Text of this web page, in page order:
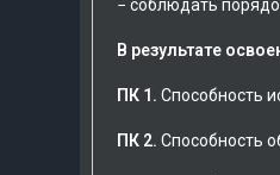
− соблюдать
В результате
ПК 1. Способность
ПК 2. Способность